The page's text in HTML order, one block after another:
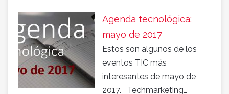
Agenda tecnológica:
mayo de 2017
Estos son algunos de los
eventos TIC más
interesantes de mayo de
2017. Techmarketing…